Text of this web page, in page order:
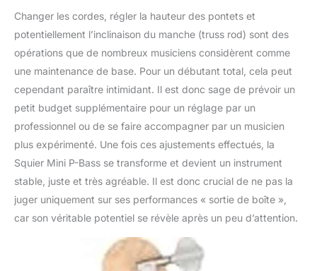
Changer les cordes, régler la hauteur des pontets et
potentiellement l’inclinaison du manche (truss rod) sont des
opérations que de nombreux musiciens considèrent comme
une maintenance de base. Pour un débutant total, cela peut
cependant paraître intimidant. Il est donc sage de prévoir un
petit budget supplémentaire pour un réglage par un
professionnel ou de se faire accompagner par un musicien
plus expérimenté. Une fois ces ajustements effectués, la
Squier Mini P-Bass se transforme et devient un instrument
stable, juste et très agréable. Il est donc crucial de ne pas la
juger uniquement sur ses performances « sortie de boîte »,
car son véritable potentiel se révèle après un peu d’attention.